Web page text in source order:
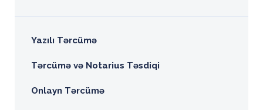
Yazılı Tərcümə
Tərcümə və Notarius Təsdiqi
Onlayn Tərcümə